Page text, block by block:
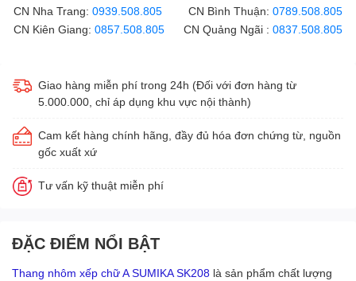
CN Nha Trang: 0939.508.805 CN Bình Thuận: 0789.508.805
CN Kiên Giang: 0857.508.805 CN Quảng Ngãi : 0837.508.805
Giao hàng miễn phí trong 24h (Đối với đơn hàng từ
5.000.000, chỉ áp dụng khu vực nội thành)
Cam kết hàng chính hãng, đầy đủ hóa đơn chứng từ, nguồn
gốc xuất xứ
Tư vấn kỹ thuật miễn phí
ĐẶC ĐIỂM NỔI BẬT
Thang nhôm xếp chữ A SUMIKA SK208 là sản phẩm chất lượng